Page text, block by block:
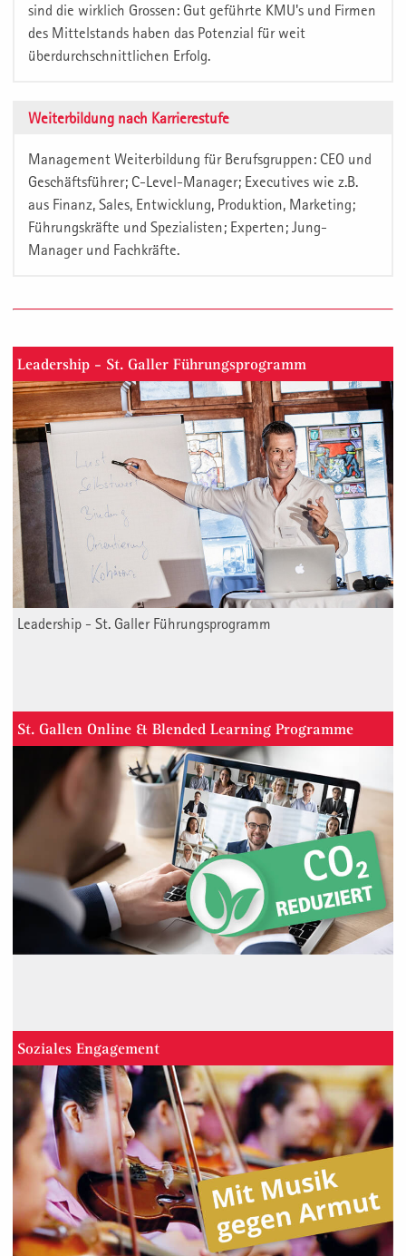
sind die wirklich Grossen: Gut geführte KMU's und Firmen
des Mittelstands haben das Potenzial für weit
überdurchschnittlichen Erfolg.
Weiterbildung nach Karrierestufe
Management Weiterbildung für Berufsgruppen: CEO und
Geschäftsführer; C-Level-Manager; Executives wie z.B.
aus Finanz, Sales, Entwicklung, Produktion, Marketing;
Führungskräfte und Spezialisten; Experten; Jung-
Manager und Fachkräfte.
Leadership - St. Galler Führungsprogramm
Leadership - St. Galler Führungsprogramm
St. Gallen Online & Blended Learning Programme
Soziales Engagement